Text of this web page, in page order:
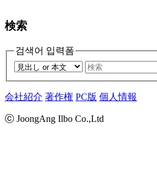
検索
검색어 입력폼
会社紹介 著作権 PC版 個人情報
ⓒ JoongAng Ilbo Co.,Ltd